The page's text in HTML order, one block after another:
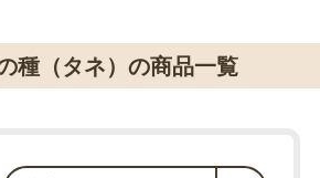
種（タネ）の商品一覧